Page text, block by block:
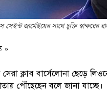
সেইন্ট জার্মেইয়ের সাথে চুক্তি স্বাক্ষরের
»
ক্লাব বার্সেলোনা ছেড়ে
পৌঁছেছেন বলে জানা যাচ্ছে।